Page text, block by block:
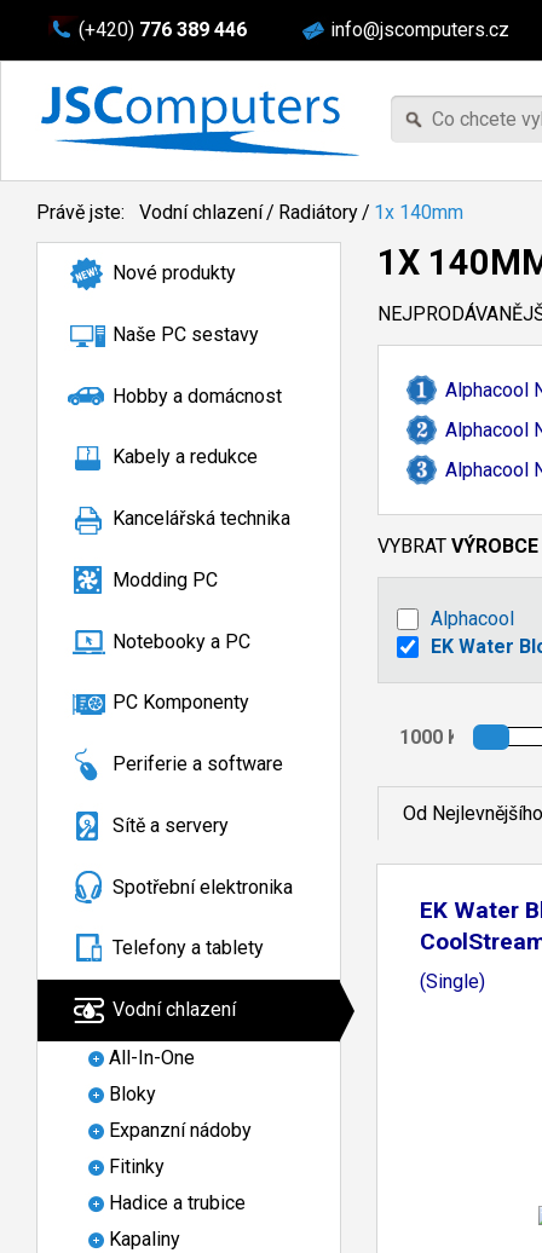
(+420) 776 389 446 info@jscomputers.cz
Právě jste: Vodní chlazení/ Radiátory/ 1x 140mm
Nové produkty
Naše PC sestavy
Hobby a domácnost
Kabely a redukce
Kancelářská technika
Modding PC
Notebooky a PC
PC Komponenty
Periferie a software
Sítě a servery
Spotřební elektronika
Telefony a tablety
Vodní chlazení
All-In-One
Bloky
Expanzní nádoby
Fitinky
Hadice a trubice
Kapaliny
1X
Alphacool
Alphacool
Alphacool
VYBRAT VÝROBCE
Alphacool
EK Water
Od Nejlevnějšího
EK Water
(Single)